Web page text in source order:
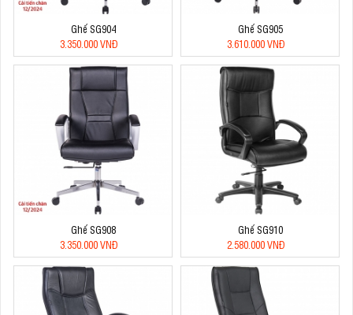
Ghế SG904
3.350.000 VNĐ
Ghế SG905
3.610.000 VNĐ
Ghế SG908
3.350.000 VNĐ
Ghế SG910
2.580.000 VNĐ